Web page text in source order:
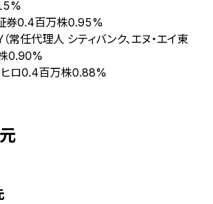
券0.4百万株0.95%
常任代理人 シティバンク、エヌ・エイ東
0.90%
ロ0.4百万株0.88%